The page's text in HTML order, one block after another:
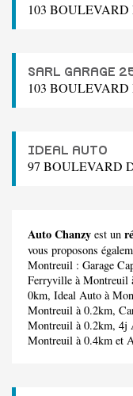
103
SARL GARAGE
103
IDEAL AUTO
97 BOULEVARD
Auto Chanzy est un
vous proposons
Montreuil : Garage
Ferryville à Montreuil
0km, Ideal Auto à
Montreuil à 0.2km,
Montreuil à 0.2km, 4j
Montreuil à 0.4km et